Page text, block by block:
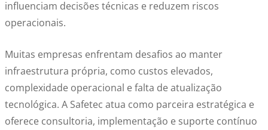
influenciam decisões técnicas e reduzem riscos
operacionais.
Muitas empresas enfrentam desafios ao manter
infraestrutura própria, como custos elevados,
complexidade operacional e falta de atualização
tecnológica. A Safetec atua como parceira estratégica e
oferece consultoria, implementação e suporte contínuo